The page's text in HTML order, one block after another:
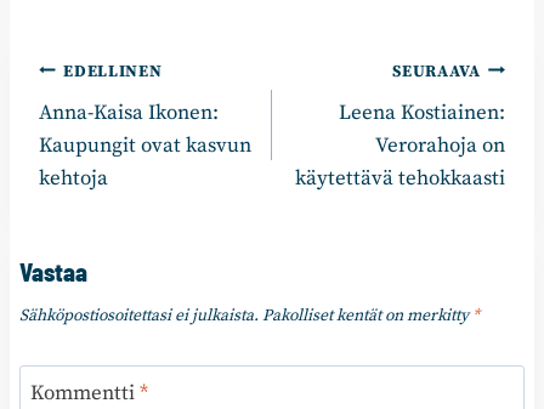
Artikkelien
selaus
EDELLINEN
Anna-Kaisa Ikonen:
Kaupungit ovat kasvun
kehtoja
SEURAAVA
Leena Kostiainen:
Verorahoja on
käytettävä tehokkaasti
Vastaa
Sähköpostiosoitettasi ei julkaista. Pakolliset kentät on merkitty*
Kommentti*